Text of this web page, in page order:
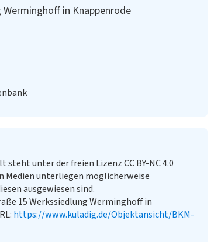
in Knappenrode
unter der freien Lizenz CC BY-NC 4.0
Medien unterliegen möglicherweise
ausgewiesen sind.
15 Werkssiedlung Werminghoff in
https://www.kuladig.de/Objektansicht/BKM-